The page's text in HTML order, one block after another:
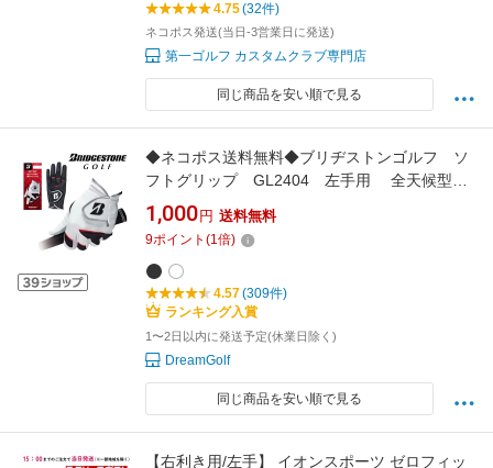
4.75(32件)
ネコポス発送(当日-3営業日に発送)
第一ゴルフ カスタムクラブ専門店
同じ商品を安い順で見る
◆ネコポス送料無料◆ブリヂストンゴルフ ソ
フトグリップ GL2404 左手用 全天候型グ
ローブ/SOFT GRIP/BRIDGESTONE GOLF
1,000 円 送料無料
9ポイント (1倍)
4.57(309件)
ランキング入賞
1〜2日以内に発送予定(休業日除く)
DreamGolf
同じ商品を安い順で見る
【右利き用/左手】 イオンスポーツ ゼロフィッ